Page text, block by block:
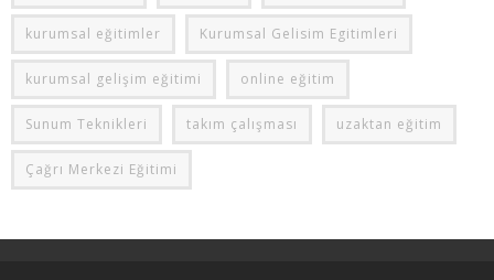
kurumsal eğitimler Kurumsal Gelisim Egitimleri
kurumsal gelişim eğitimi online eğitim
Sunum Teknikleri takım çalışması uzaktan eğitim
Çağrı Merkezi Eğitimi